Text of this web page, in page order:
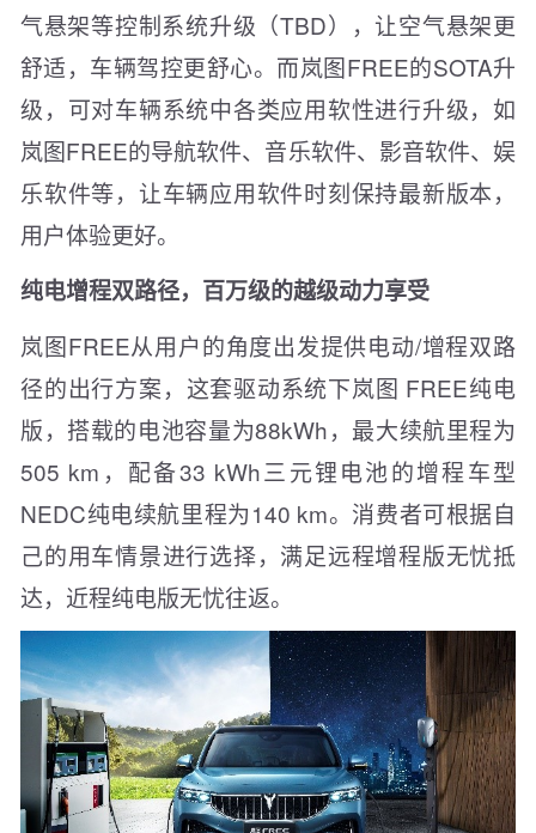
气悬架等控制系统升级（TBD），让空气悬架更
舒适，车辆驾控更舒心。而岚图FREE的SOTA升
级，可对车辆系统中各类应用软性进行升级，如
岚图FREE的导航软件、音乐软件、影音软件、娱
乐软件等，让车辆应用软件时刻保持最新版本，
用户体验更好。
纯电增程双路径，百万级的越级动力享受
岚图FREE从用户的角度出发提供电动/增程双路
径的出行方案，这套驱动系统下岚图 FREE纯电
版，搭载的电池容量为88kWh，最大续航里程为
505 km，配备33 kWh三元锂电池的增程车型
NEDC纯电续航里程为140 km。消费者可根据自
己的用车情景进行选择，满足远程增程版无忧抵
达，近程纯电版无忧往返。